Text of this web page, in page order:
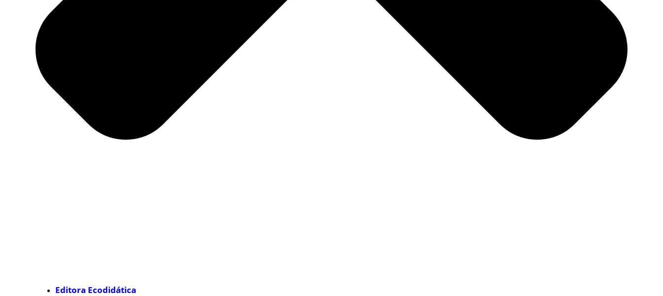
Editora Ecodidática